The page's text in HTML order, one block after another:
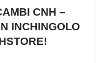
CNH –
INCHINGOLO